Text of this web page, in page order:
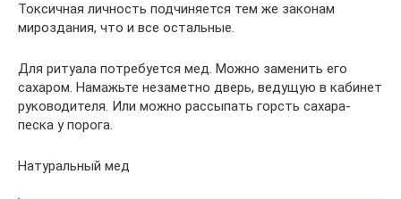
Токсичная личность подчиняется тем же законам
мироздания, что и все остальные.
Для ритуала потребуется мед. Можно заменить его
сахаром. Намажьте незаметно дверь, ведущую в кабинет
руководителя. Или можно рассыпать горсть сахара-
песка у порога.
Натуральный мед